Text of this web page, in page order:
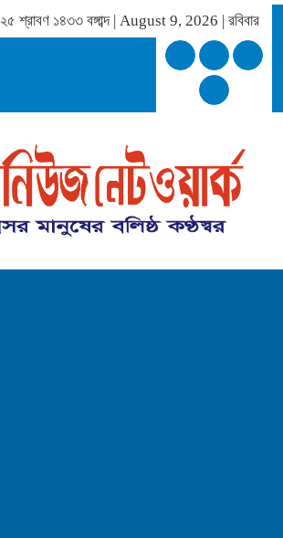
২৫ শ্রাবণ ১৪৩৩ বঙ্গাব্দ | August 9, 2026 | রবিবার